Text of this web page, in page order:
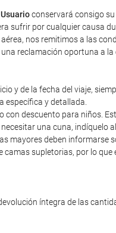
Usuarioconservará consigo
sufrir por cualquier causa
nos remitimos a las
reclamación oportuna a
y de la fecha del viaje,
específica y detallada.
descuento para niños.
una cuna, indíquelo
mayores deben informarse
supletorias, por lo
íntegra de las